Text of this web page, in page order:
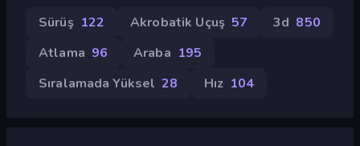
Sürüş 122 Akrobatik Uçuş 57 3d 850
Atlama 96 Araba 195
Sıralamada Yüksel 28 Hız 104